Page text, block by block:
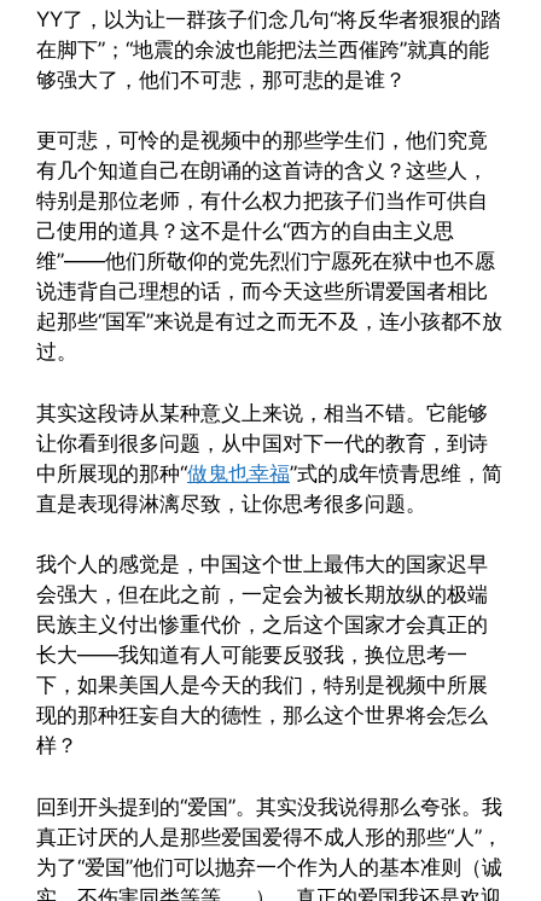
YY了，以为让一群孩子们念几句“将反华者狠狠的踏
在脚下”；“地震的余波也能把法兰西催跨”就真的能
够强大了，他们不可悲，那可悲的是谁？
更可悲，可怜的是视频中的那些学生们，他们究竟
有几个知道自己在朗诵的这首诗的含义？这些人，
特别是那位老师，有什么权力把孩子们当作可供自
己使用的道具？这不是什么“西方的自由主义思
维”——他们所敬仰的党先烈们宁愿死在狱中也不愿
说违背自己理想的话，而今天这些所谓爱国者相比
起那些“国军”来说是有过之而无不及，连小孩都不放
过。
其实这段诗从某种意义上来说，相当不错。它能够
让你看到很多问题，从中国对下一代的教育，到诗
中所展现的那种“做鬼也幸福”式的成年愤青思维，简
直是表现得淋漓尽致，让你思考很多问题。
我个人的感觉是，中国这个世上最伟大的国家迟早
会强大，但在此之前，一定会为被长期放纵的极端
民族主义付出惨重代价，之后这个国家才会真正的
长大——我知道有人可能要反驳我，换位思考一
下，如果美国人是今天的我们，特别是视频中所展
现的那种狂妄自大的德性，那么这个世界将会怎么
样？
回到开头提到的“爱国”。其实没我说得那么夸张。我
真正讨厌的人是那些爱国爱得不成人形的那些“人”，
为了“爱国”他们可以抛弃一个作为人的基本准则（诚